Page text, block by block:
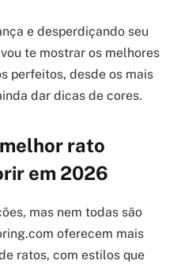
e desperdiçando seu
te mostrar os melhores
perfeitos, desde os mais
dar dicas de cores.
rato
em 2026
mas nem todas são
oferecem mais
ratos, com estilos que